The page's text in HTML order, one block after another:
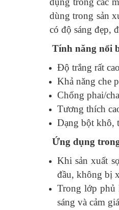
dùng trong sản
có độ sáng đẹp,
Tính năng nổi
Độ trắng rất
Khả năng che
Chống phai/
Tương thích
Dạng bột khô,
Ứng dụng
Khi sản xuất
đầu, không bị
Trong lớp phủ
sáng và cảm